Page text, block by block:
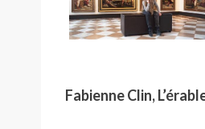
Fabienne Clin,